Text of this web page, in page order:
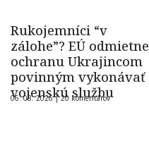
Rukojemníci “v
zálohe”? EÚ odmietne
ochranu Ukrajincom
povinným vykonávať
vojenskú službu
06. 08. 2026 |20 komentárov